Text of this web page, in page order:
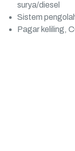
surya/diesel
Sistem
Pagar keliling,